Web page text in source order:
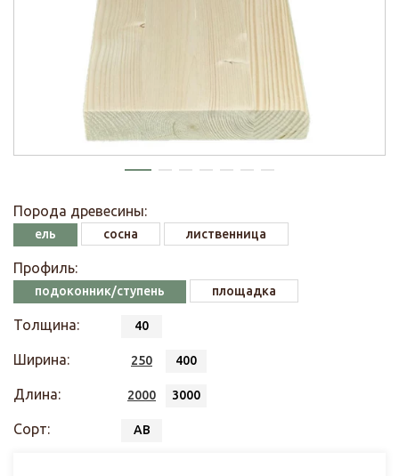
Порода древесины:
ель сосна лиственница
Профиль:
подоконник/ступень площадка
Толщина: 40
Ширина: 250 400
Длина: 2000 3000
Сорт: АВ